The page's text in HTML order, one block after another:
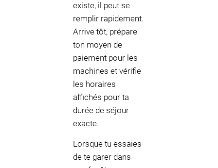
existe, il peut se
remplir rapidement.
Arrive tôt, prépare
ton moyen de
paiement pour les
machines et vérifie
les horaires
affichés pour ta
durée de séjour
exacte.
Lorsque tu essaies
de te garer dans